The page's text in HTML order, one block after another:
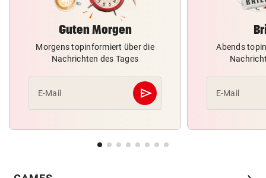
Guten Morgen
Morgens topinformiert über die
Nachrichten des Tages
E-Mail send
Abschicken
Abends
E-Mail